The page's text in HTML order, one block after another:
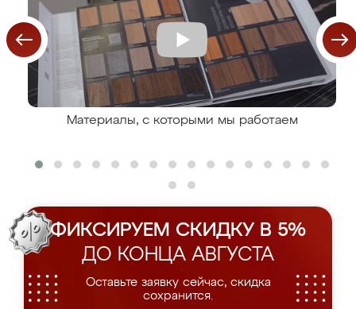
Материалы, с которыми мы работаем
ФИКСИРУЕМ СКИДКУ В 5%
ДО КОНЦА АВГУСТА
Оставьте заявку сейчас, скидка
сохранится.